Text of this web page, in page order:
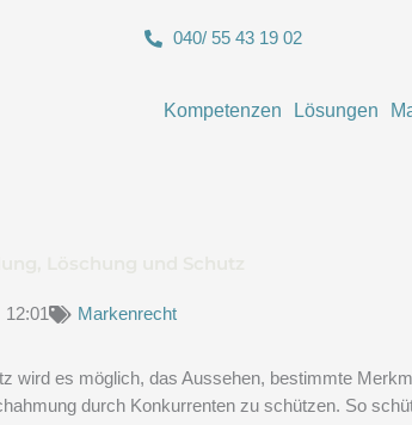
040/ 55 43 19 02
Kompetenzen Lösungen
12:01 Markenrecht
wird es möglich, das Aussehen, bestimmte
durch Konkurrenten zu schützen. So